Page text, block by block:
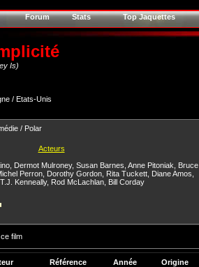
Forum Stats Top Jaquettes
Is)
/ Etats-Unis
/ Polar
Acteurs
, Dermot Mulroney, Susan Barnes Anne Pitoniak
Bruce
Perron, Dorothy Gordon, Rita Tuckett, Diane Amos
T.J. Kenneally, Rod McLachlan Bill Corday
film
Référence Année Origine